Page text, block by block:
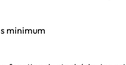
minimum